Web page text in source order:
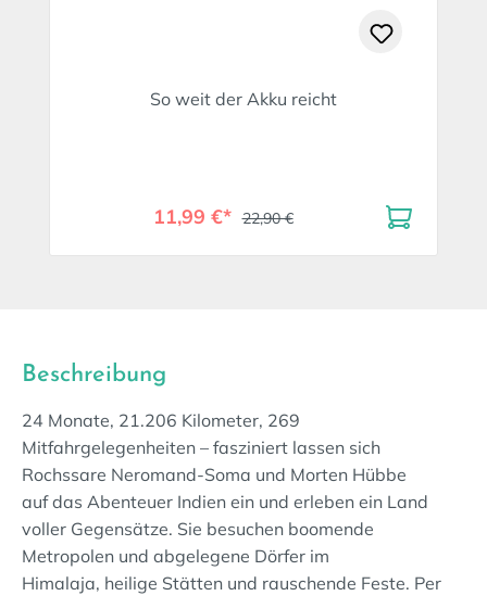
So weit der Akku reicht
11,99 €* 22,90 €
Beschreibung
24 Monate, 21.206 Kilometer, 269
Mitfahrgelegenheiten – fasziniert lassen sich
Rochssare Neromand-Soma und Morten Hübbe
auf das Abenteuer Indien ein und erleben ein Land
voller Gegensätze. Sie besuchen boomende
Metropolen und abgelegene Dörfer im
Himalaja, heilige Stätten und rauschende Feste. Per